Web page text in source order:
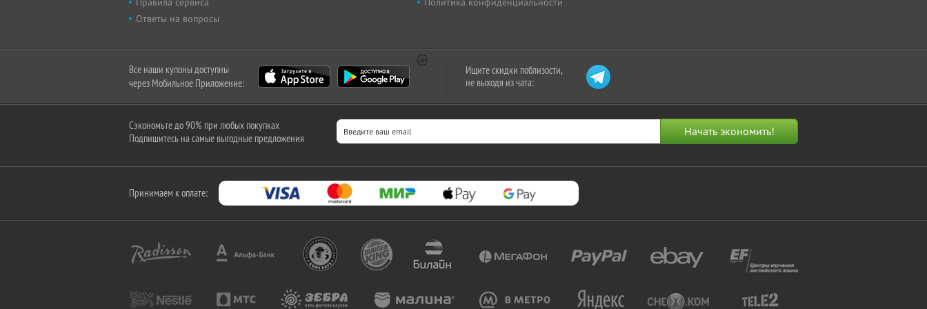
Ответы на вопросы
Все наши купоны доступны
через Мобильное Приложение:
Ищите скидки поблизости,
не выходя из чата:
Сэкономьте до 90% при любых покупках
Подпишитесь на самые выгодные предложения
Принимаем к оплате: